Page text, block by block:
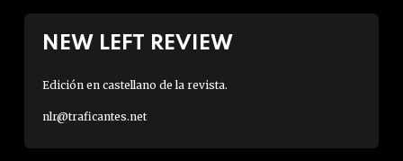
NEW LEFT REVIEW
Edición en castellano de la revista.
nlr@traficantes.net